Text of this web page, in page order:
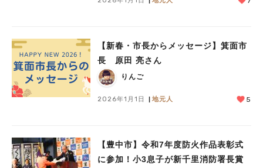
【新春・市長からメッセージ】箕面市
長 原田 亮さん
りんご
2026年1月1日 地元人 5
【豊中市】令和7年度防火作品表彰式
に参加！小3息子が新千里消防署長賞
#今週どこいく？ #自然とふれあう #ランチ#カフェ#まとめ
#教えたい／教えて投稿記事#大阪学院大 商品開発プロジェクト
#あなたはどっち？